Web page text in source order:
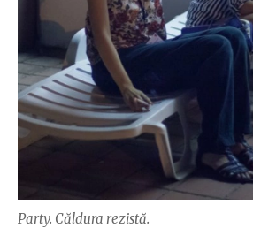
Party. Căldura rezistă.